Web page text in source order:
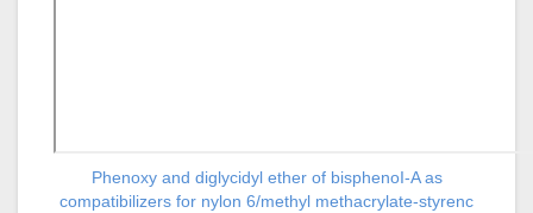
Phenoxy and diglycidyl ether of bisphenoI-A as
compatibilizers for nylon 6/methyl methacrylate-styrenc